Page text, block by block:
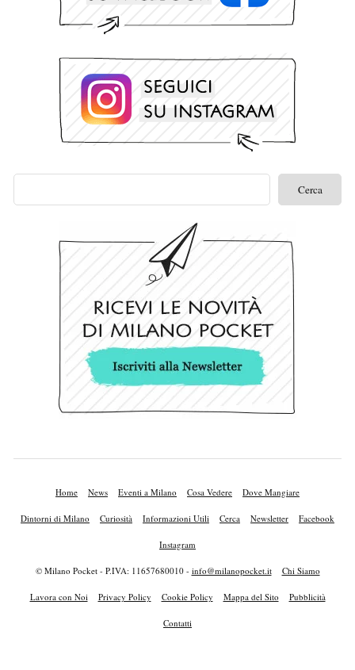
Home News Eventi a Milano Cosa Vedere Dove Mangiare
Dintorni di Milano Curiosità Informazioni Utili Cerca Newsletter Facebook
Instagram
© Milano Pocket - P.IVA: 11657680010 - info@milanopocket.it Chi Siamo
Lavora con Noi Privacy Policy Cookie Policy Mappa del Sito Pubblicità
Contatti